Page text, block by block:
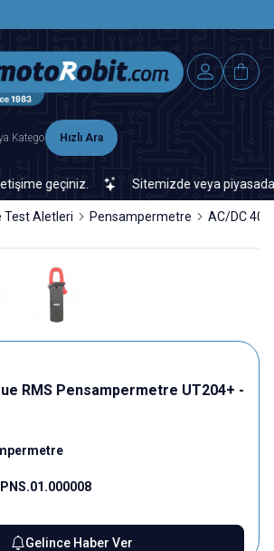
Hızlı Ara
geçiniz. Sitemizde veya piyasada
Test Aletleri Pensampermetre AC/DC
RMS Pensampermetre UT204+ -
Gelince Haber Ver